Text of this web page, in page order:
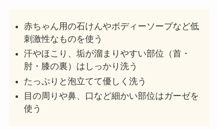
赤ちゃん用の石けんやボディーソープなど低
刺激性なものを使う
汗やほこり、垢が溜まりやすい部位（首・
肘・膝の裏）はしっかり洗う
たっぷりと泡立てて優しく洗う
目の周りや鼻、口など細かい部位はガーゼを
使う